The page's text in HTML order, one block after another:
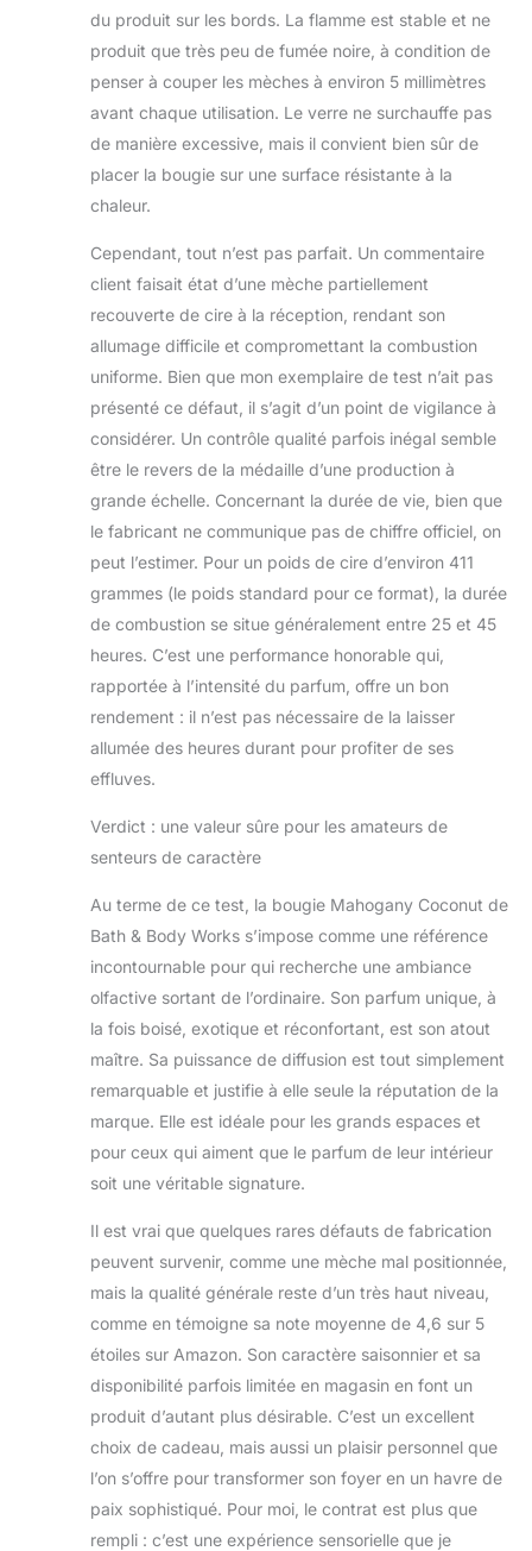
du produit sur les bords. La flamme est stable et ne
produit que très peu de fumée noire, à condition de
penser à couper les mèches à environ 5 millimètres
avant chaque utilisation. Le verre ne surchauffe pas
de manière excessive, mais il convient bien sûr de
placer la bougie sur une surface résistante à la
chaleur.
Cependant, tout n’est pas parfait. Un commentaire
client faisait état d’une mèche partiellement
recouverte de cire à la réception, rendant son
allumage difficile et compromettant la combustion
uniforme. Bien que mon exemplaire de test n’ait pas
présenté ce défaut, il s’agit d’un point de vigilance à
considérer. Un contrôle qualité parfois inégal semble
être le revers de la médaille d’une production à
grande échelle. Concernant la durée de vie, bien que
le fabricant ne communique pas de chiffre officiel, on
peut l’estimer. Pour un poids de cire d’environ 411
grammes (le poids standard pour ce format), la durée
de combustion se situe généralement entre 25 et 45
heures. C’est une performance honorable qui,
rapportée à l’intensité du parfum, offre un bon
rendement : il n’est pas nécessaire de la laisser
allumée des heures durant pour profiter de ses
effluves.
Verdict : une valeur sûre pour les amateurs de
senteurs de caractère
Au terme de ce test, la bougie Mahogany Coconut de
Bath & Body Works s’impose comme une référence
incontournable pour qui recherche une ambiance
olfactive sortant de l’ordinaire. Son parfum unique, à
la fois boisé, exotique et réconfortant, est son atout
maître. Sa puissance de diffusion est tout simplement
remarquable et justifie à elle seule la réputation de la
marque. Elle est idéale pour les grands espaces et
pour ceux qui aiment que le parfum de leur intérieur
soit une véritable signature.
Il est vrai que quelques rares défauts de fabrication
peuvent survenir, comme une mèche mal positionnée,
mais la qualité générale reste d’un très haut niveau,
comme en témoigne sa note moyenne de 4,6 sur 5
étoiles sur Amazon. Son caractère saisonnier et sa
disponibilité parfois limitée en magasin en font un
produit d’autant plus désirable. C’est un excellent
choix de cadeau, mais aussi un plaisir personnel que
l’on s’offre pour transformer son foyer en un havre de
paix sophistiqué. Pour moi, le contrat est plus que
rempli : c’est une expérience sensorielle que je